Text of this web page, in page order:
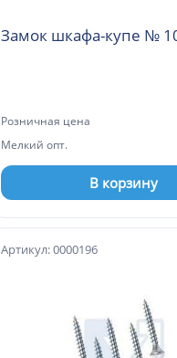
Розничная цена
Мелкий опт.
В корзину
Артикул: 0000196